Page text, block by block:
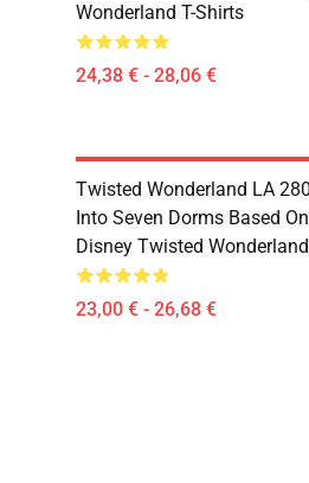
Wonderland T-Shirts
24,38 € - 28,06 €
Twisted Wonderland LA
Into Seven Dorms Based
Disney Twisted
23,00 € - 26,68 €